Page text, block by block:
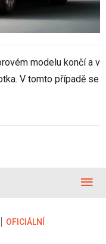
modelu končí a v
V tomto případě se
OFICIÁLNÍ